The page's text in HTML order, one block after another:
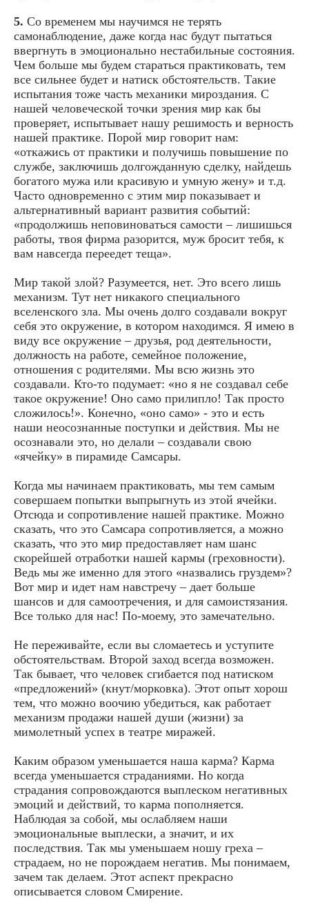
5. Со временем мы научимся не терять
самонаблюдение, даже когда нас будут пытаться
ввергнуть в эмоционально нестабильные состояния.
Чем больше мы будем стараться практиковать, тем
все сильнее будет и натиск обстоятельств. Такие
испытания тоже часть механики мироздания. С
нашей человеческой точки зрения мир как бы
проверяет, испытывает нашу решимость и верность
нашей практике. Порой мир говорит нам:
«откажись от практики и получишь повышение по
службе, заключишь долгожданную сделку, найдешь
богатого мужа или красивую и умную жену» и т.д.
Часто одновременно с этим мир показывает и
альтернативный вариант развития событий:
«продолжишь неповиноваться самости – лишишься
работы, твоя фирма разорится, муж бросит тебя, к
вам навсегда переедет теща».
Мир такой злой? Разумеется, нет. Это всего лишь
механизм. Тут нет никакого специального
вселенского зла. Мы очень долго создавали вокруг
себя это окружение, в котором находимся. Я имею в
виду все окружение – друзья, род деятельности,
должность на работе, семейное положение,
отношения с родителями. Мы всю жизнь это
создавали. Кто-то подумает: «но я не создавал себе
такое окружение! Оно само прилипло! Так просто
сложилось!». Конечно, «оно само» - это и есть
наши неосознанные поступки и действия. Мы не
осознавали это, но делали – создавали свою
«ячейку» в пирамиде Самсары.
Когда мы начинаем практиковать, мы тем самым
совершаем попытки выпрыгнуть из этой ячейки.
Отсюда и сопротивление нашей практике. Можно
сказать, что это Самсара сопротивляется, а можно
сказать, что это мир предоставляет нам шанс
скорейшей отработки нашей кармы (греховности).
Ведь мы же именно для этого «назвались груздем»?
Вот мир и идет нам навстречу – дает больше
шансов и для самоотречения, и для самоистязания.
Все только для нас! По-моему, это замечательно.
Не переживайте, если вы сломаетесь и уступите
обстоятельствам. Второй заход всегда возможен.
Так бывает, что человек сгибается под натиском
«предложений» (кнут/морковка). Этот опыт хорош
тем, что можно воочию убедиться, как работает
механизм продажи нашей души (жизни) за
мимолетный успех в театре миражей.
Каким образом уменьшается наша карма? Карма
всегда уменьшается страданиями. Но когда
страдания сопровождаются выплеском негативных
эмоций и действий, то карма пополняется.
Наблюдая за собой, мы ослабляем наши
эмоциональные выплески, а значит, и их
последствия. Так мы уменьшаем ношу греха –
страдаем, но не порождаем негатив. Мы понимаем,
зачем так делаем. Этот аспект прекрасно
описывается словом Смирение.